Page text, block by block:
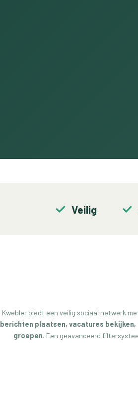
Veilig
Kwebler biedt een veilig sociaal netwerk
berichten plaatsen, vacatures
groepen. Een geavanceerd